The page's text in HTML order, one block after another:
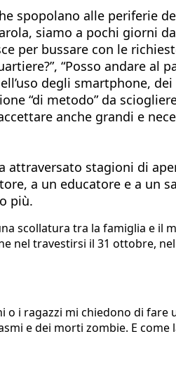
spopolano alle periferie
siamo a pochi giorni
bussare con le
“Posso andare al
degli smartphone,
“di metodo” da
anche grandi e
stagioni di
a un educatore e a un
più.
scollatura tra la famiglia e il
nel travestirsi il 31 ottobre,
o i ragazzi mi chiedono di
e dei morti zombie. E